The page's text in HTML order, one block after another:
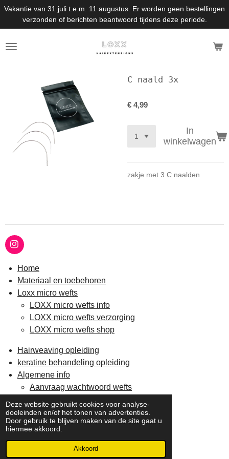
Deze website gebruikt cookies voor analyse-
doeleinden en/of het tonen van advertenties.
Door gebruik te blijven maken van de site gaat u
hiermee akkoord.
Akkoord
Ga
direct
naar
de
hoofdinhoud
Vakantie van 31 juli t.e.m. 11 augustus. Er worden geen bestellingen
verzonden of berichten beantwoord tijdens deze periode.
C naald 3x
€ 4,99
In
winkelwagen
zakje met 3 C naalden
I
n
Home
Materiaal en toebehoren
Loxx micro wefts
LOXX micro wefts info
LOXX micro wefts verzorging
LOXX micro wefts shop
Hairweaving opleiding
keratine behandeling opleiding
Algemene info
Aanvraag wachtwoord wefts
Contact
© 2021 - 2026 Loxx hairextensions